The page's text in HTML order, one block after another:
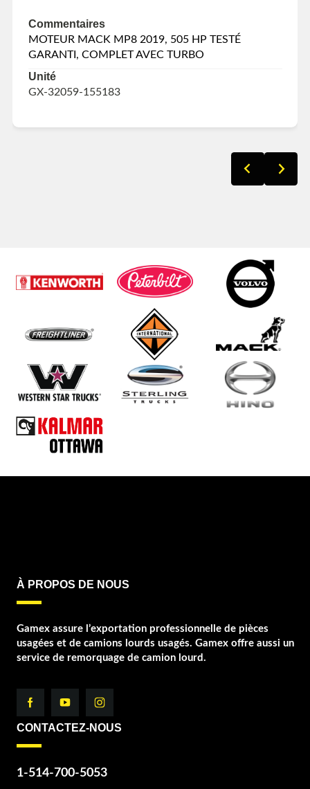
Commentaires
MOTEUR MACK MP8 2019, 505 HP TESTÉ
GARANTI, COMPLET AVEC TURBO
Unité
GX-32059-155183
À PROPOS DE NOUS
Gamex assure l’exportation professionnelle de pièces
usagées et de camions lourds usagés. Gamex offre aussi un
service de remorquage de camion lourd.
CONTACTEZ-NOUS
1-514-700-5053